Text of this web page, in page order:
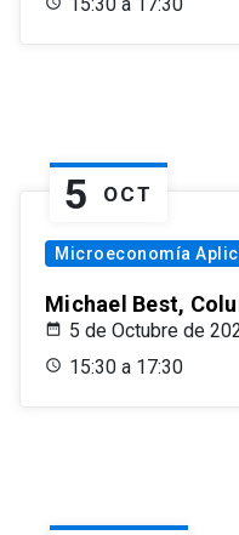
5 OCT
Microeconomía
Michael Best,
5 de Octubre de
15:30 a 17:30